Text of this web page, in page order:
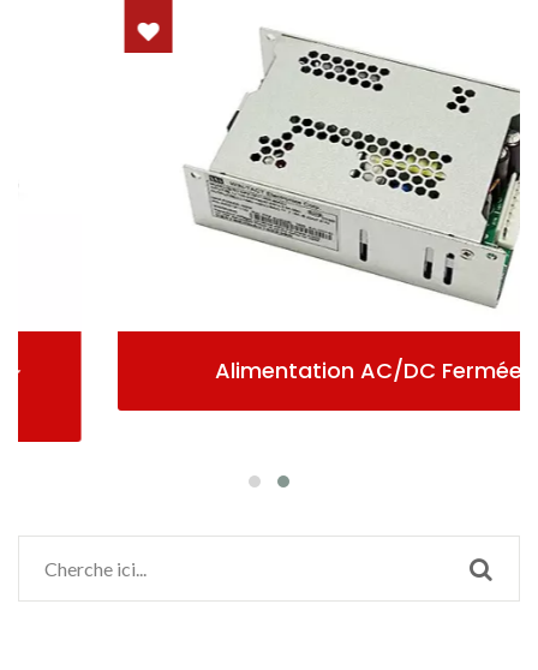
Alimentation AC/DC Fermée